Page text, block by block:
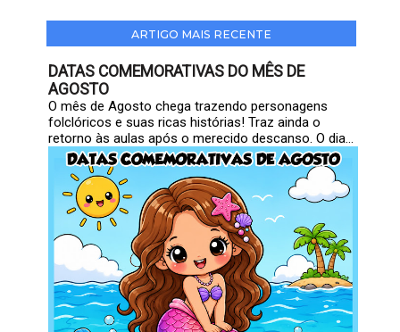
ARTIGO MAIS RECENTE
DATAS COMEMORATIVAS DO MÊS DE
AGOSTO
O mês de Agosto chega trazendo personagens
folclóricos e suas ricas histórias! Traz ainda o
retorno às aulas após o merecido descanso. O dia...